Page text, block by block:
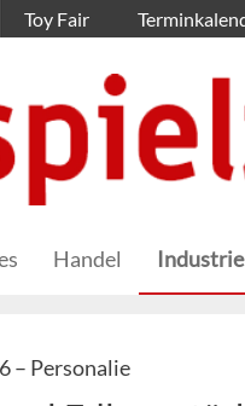
Toy Fair
Handel Industrie
– Personalie